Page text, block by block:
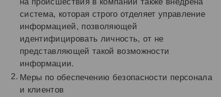
система, которая строго отделяет управление
информацией, позволяющей
идентифицировать личность, от не
представляющей такой возможности
информации.
Меры по обеспечению безопасности персонала
и клиентов